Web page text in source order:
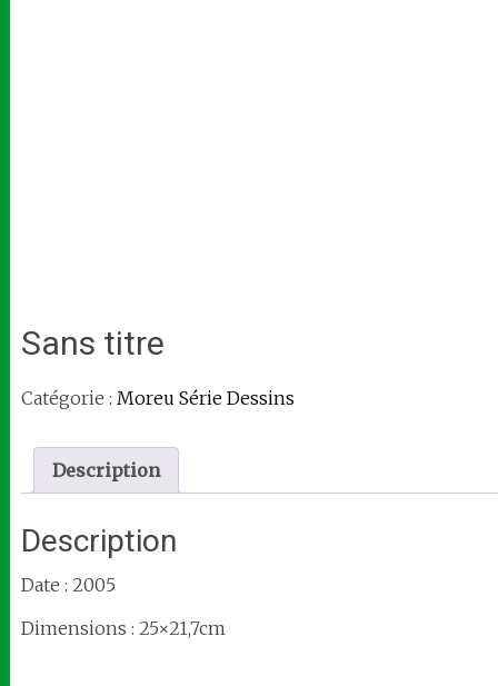
Sans titre
Catégorie : Moreu Série Dessins
Description
Description
Date : 2005
Dimensions : 25×21,7cm